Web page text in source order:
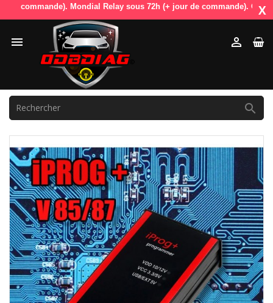
commande). Mondial Relay sous 72h (+ jour de commande). X
 
